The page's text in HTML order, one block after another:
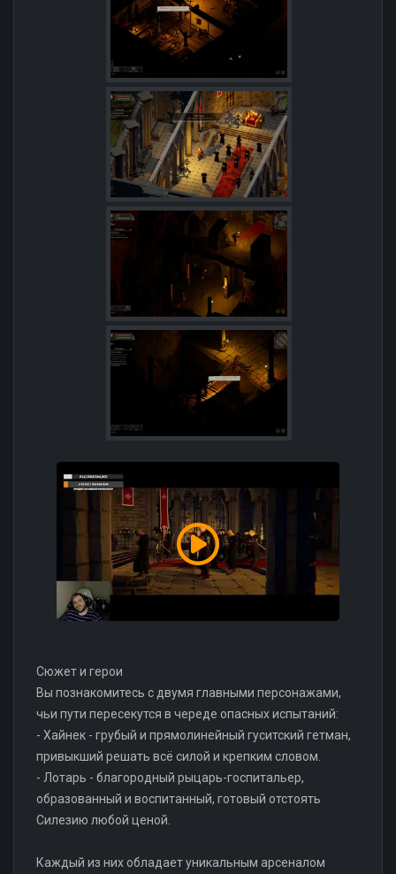
Сюжет и герои
Вы познакомитесь с двумя главными персонажами,
чьи пути пересекутся в череде опасных испытаний:
- Хайнек - грубый и прямолинейный гуситский гетман,
привыкший решать всё силой и крепким словом.
- Лотарь - благородный рыцарь-госпитальер,
образованный и воспитанный, готовый отстоять
Силезию любой ценой.
Каждый из них обладает уникальным арсеналом